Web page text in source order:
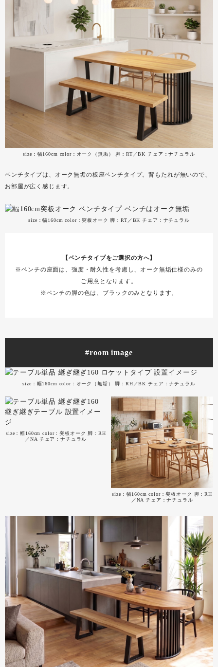
size：幅160cm color：オーク（無垢） 脚：RT／BK チェア：ナチュラル
ベンチタイプは、オーク無垢の板座ベンチタイプ。背もたれが無いので、
お部屋が広く感じます。
size：幅160cm color：突板オーク 脚：RT／BK チェア：ナチュラル
【ベンチタイプをご選択の方へ】
※ベンチの座面は、強度・耐久性を考慮し、オーク無垢仕様のみの
ご用意となります。
※ベンチの脚の色は、ブラックのみとなります。
#room image
size：幅160cm color：オーク（無垢） 脚：RH／BK チェア：ナチュラル
size：幅160cm color：突板オーク 脚：RH
／NA チェア：ナチュラル
size：幅160cm color：突板オーク 脚：RH
／NA チェア：ナチュラル